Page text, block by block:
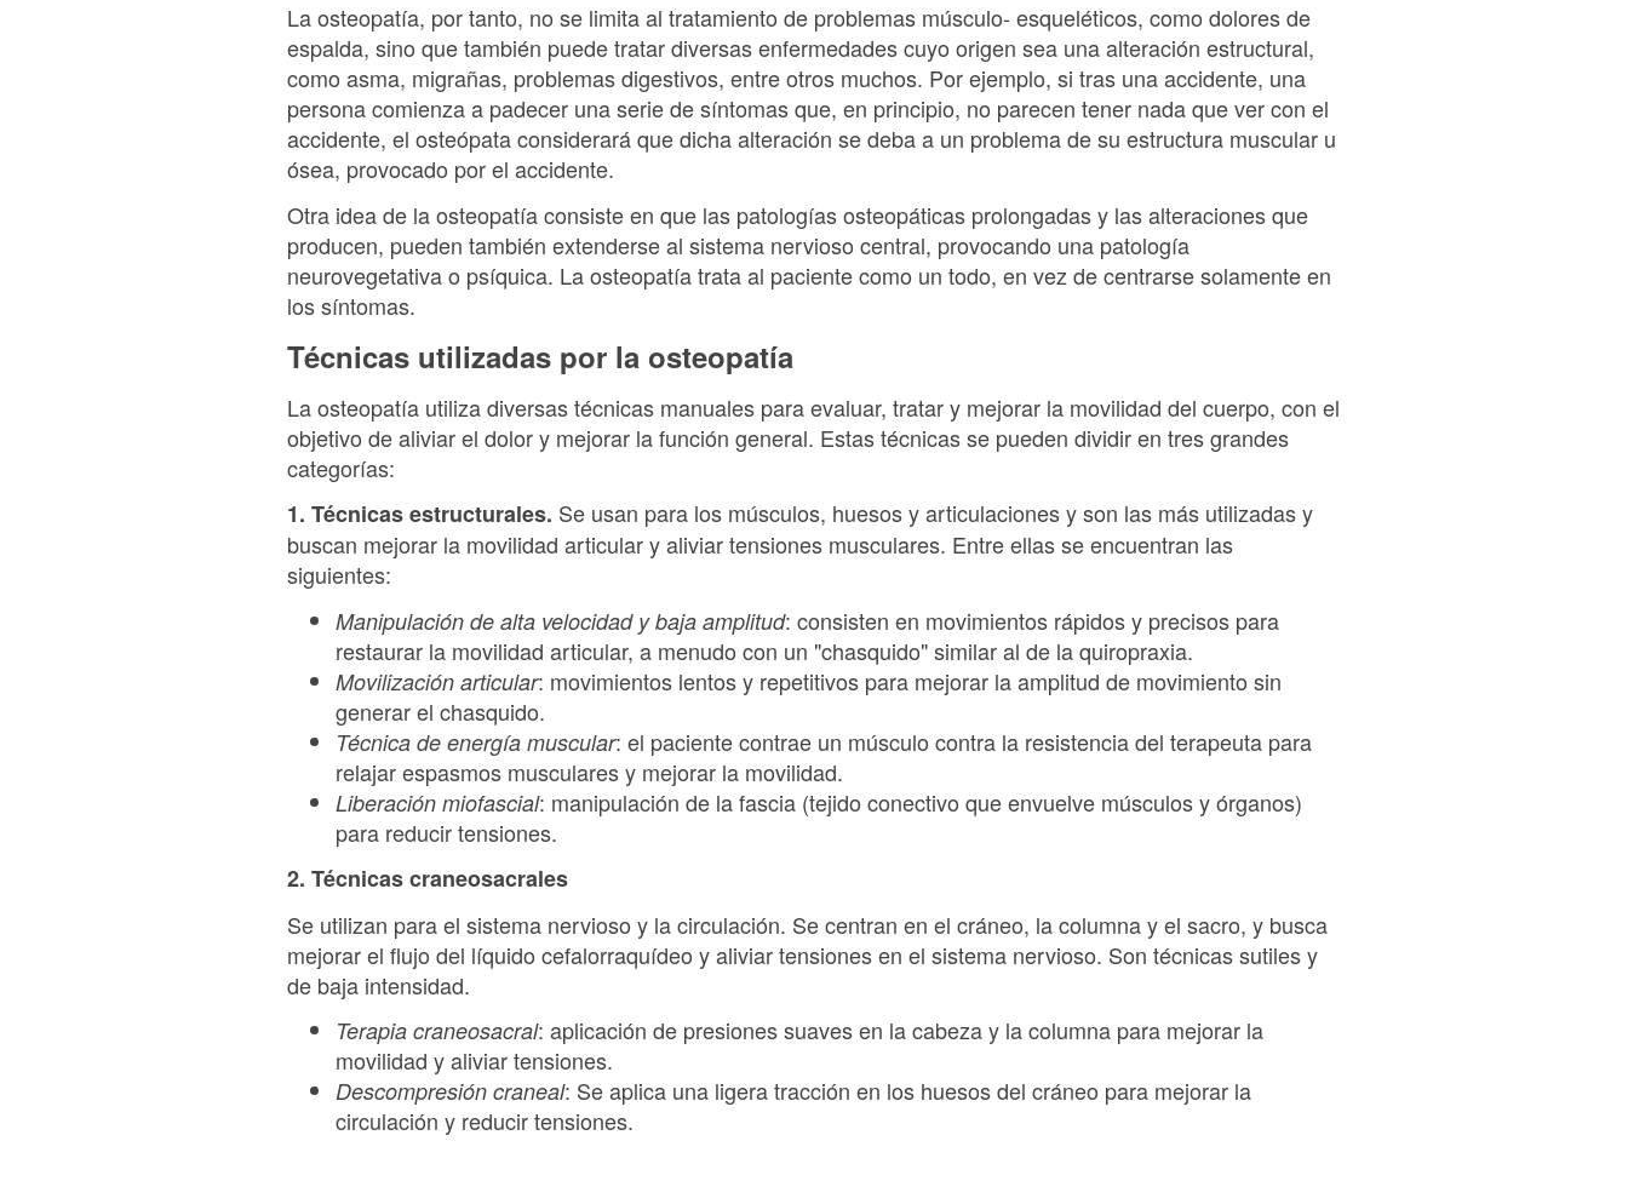
La osteopatía, por tanto, no se limita al tratamiento de problemas músculo- esqueléticos, como dolores de
espalda, sino que también puede tratar diversas enfermedades cuyo origen sea una alteración estructural,
como asma, migrañas, problemas digestivos, entre otros muchos. Por ejemplo, si tras una accidente, una
persona comienza a padecer una serie de síntomas que, en principio, no parecen tener nada que ver con el
accidente, el osteópata considerará que dicha alteración se deba a un problema de su estructura muscular u
ósea, provocado por el accidente.
Otra idea de la osteopatía consiste en que las patologías osteopáticas prolongadas y las alteraciones que
producen, pueden también extenderse al sistema nervioso central, provocando una patología
neurovegetativa o psíquica. La osteopatía trata al paciente como un todo, en vez de centrarse solamente en
los síntomas.
Técnicas utilizadas por la osteopatía
La osteopatía utiliza diversas técnicas manuales para evaluar, tratar y mejorar la movilidad del cuerpo, con el
objetivo de aliviar el dolor y mejorar la función general. Estas técnicas se pueden dividir en tres grandes
categorías:
1. Técnicas estructurales. Se usan para los músculos, huesos y articulaciones y son las más utilizadas y
buscan mejorar la movilidad articular y aliviar tensiones musculares. Entre ellas se encuentran las
siguientes:
Manipulación de alta velocidad y baja amplitud: consisten en movimientos rápidos y precisos para
restaurar la movilidad articular, a menudo con un "chasquido" similar al de la quiropraxia.
Movilización articular: movimientos lentos y repetitivos para mejorar la amplitud de movimiento sin
generar el chasquido.
Técnica de energía muscular: el paciente contrae un músculo contra la resistencia del terapeuta para
relajar espasmos musculares y mejorar la movilidad.
Liberación miofascial: manipulación de la fascia (tejido conectivo que envuelve músculos y órganos)
para reducir tensiones.
2. Técnicas craneosacrales
Se utilizan para el sistema nervioso y la circulación. Se centran en el cráneo, la columna y el sacro, y busca
mejorar el flujo del líquido cefalorraquídeo y aliviar tensiones en el sistema nervioso. Son técnicas sutiles y
de baja intensidad.
Terapia craneosacral: aplicación de presiones suaves en la cabeza y la columna para mejorar la
movilidad y aliviar tensiones.
Descompresión craneal: Se aplica una ligera tracción en los huesos del cráneo para mejorar la
circulación y reducir tensiones.